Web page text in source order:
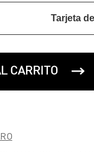
Tarjeta
CARRITO 